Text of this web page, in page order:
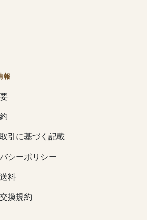
報
引に基づく記載
シーポリシー
料
換規約